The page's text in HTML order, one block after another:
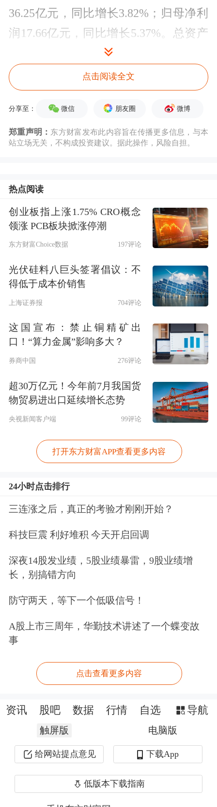
36.25亿元，同比增长3.82%；归母净利
润17.66亿元，同比增长5.37%。总资产
2,530.87亿元，较年初增幅7.72%。对于
提升明年的营收业务和利润增速，无锡
银行董事、行长陈红梅在三季度说明会
上表示，一是本地传统业务稳健增长，
推进贷款投放；二是坚持普惠零售转型
亿元，较年初增幅7.77%，存款总额
2134.89亿元，较年初增幅9.97%。对于
记陶畅表示，该行存量按揭贷款整体规
模不大，存量房贷利率下调后，会在一
定程度上降低该行按揭贷款业务利息收
入，但总体影响不大，同时，利率下调
在一定程度上会降低客户提前还款意
愿，对于稳定业务规模起到正向作用。
从资产质量来看，三季度末无锡银行不
无锡银行的拨备覆盖率较年初下降
位，远高于监管要求的120%-150%。
对于投资者提升分红率的呼声，陶畅指
出，一方面积极回报股东，另一方面合
理确定利润留存，持续提升内源性资本
的积累。“在制定分红政策方案时将
合考虑监管政策导向、自身发展情况、
整体利益及本行的可持续发展，努力提
要炒股，先开户。立即开户上车>>
文章来源：财联社
原标题：存量房贷利率下调影响不大 无锡银行：2025年稳定中间业
点击阅读全文
分享至： 微信 朋友圈 微博
郑重声明： 东方财富发布此内容旨在传播更多信息，与本
站立场无关，不构成投资建议。据此操作，风险自担。
热点阅读
创业板指上涨1.75% CRO概念
领涨 PCB板块掀涨停潮
东方财富Choice数据 197评论
光伏硅料八巨头签署倡议：不
得低于成本价销售
上海证券报 704评论
这国宣布：禁止铜精矿出
口！“算力金属”影响多大？
券商中国 276评论
超30万亿元！今年前7月我国货
物贸易进出口延续增长态势
央视新闻客户端 99评论
打开东方财富APP查看更多内容
24小时点击排行
三连涨之后，真正的考验才刚刚开始？
科技巨震 利好堆积 今天开启回调
深夜14股发业绩，5股业绩暴雷，9股业绩增
长，别搞错方向
防守两天，等下一个低吸信号！
A股上市三周年，华勤技术讲述了一个蝶变故
事
点击查看更多内容
资讯 股吧 数据 行情 自选 导航
触屏版 电脑版
给网站提点意见 下载App
低版本下载指南